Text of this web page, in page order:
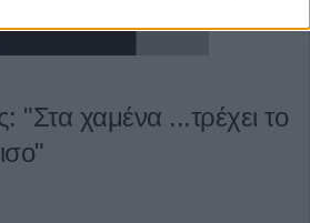
"Στα χαμένα ...τρέχει το